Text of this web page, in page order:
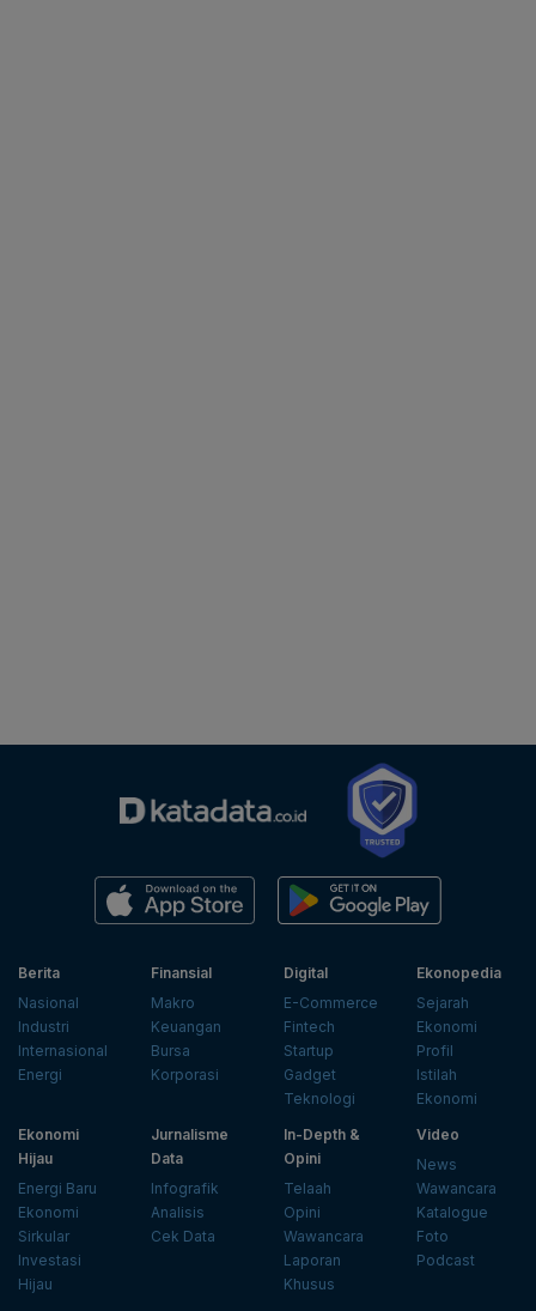
Berita
Nasional
Industri
Internasional
Energi
Finansial
Makro
Keuangan
Bursa
Korporasi
Digital
E-Commerce
Fintech
Startup
Gadget
Teknologi
Ekonopedia
Sejarah
Ekonomi
Profil
Istilah
Ekonomi
Ekonomi
Hijau
Energi Baru
Ekonomi
Sirkular
Investasi
Hijau
Jurnalisme
Data
Infografik
Analisis
Cek Data
In-Depth &
Opini
Telaah
Opini
Wawancara
Laporan
Khusus
Video
News
Wawancara
Katalogue
Foto
Podcast